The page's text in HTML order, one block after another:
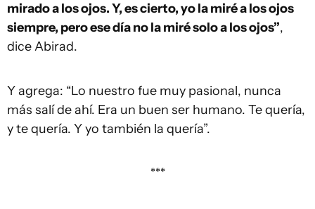
mirado a los ojos. Y, es cierto, yo la miré a los ojos
siempre, pero ese día no la miré solo a los ojos”,
dice Abirad.
Y agrega: “Lo nuestro fue muy pasional, nunca
más salí de ahí. Era un buen ser humano. Te quería,
y te quería. Y yo también la quería”.
***